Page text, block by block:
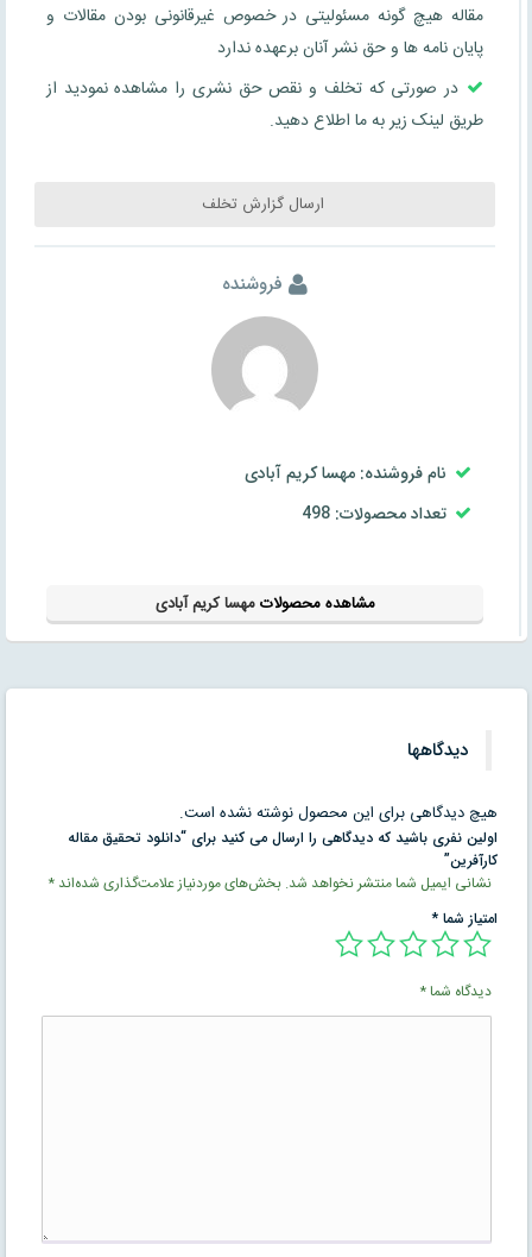
مقاله هیچ گونه مسئولیتی در خصوص غیرقانونی بودن مقالات و
پایان نامه ها و حق نشر آنان برعهده ندارد
در صورتی که تخلف و نقص حق نشری را مشاهده نمودید از
طریق لینک زیر به ما اطلاع دهید.
ارسال گزارش تخلف
فروشنده
نام فروشنده: مهسا کریم آبادی
تعداد محصولات: 498
مشاهده محصولاتمهسا کریم آبادی
دیدگاهها
هیچ دیدگاهی برای این محصول نوشته نشده است.
اولین نفری باشید که دیدگاهی را ارسال می کنید برای “دانلود تحقیق مقاله
كارآفرين”
نشانی ایمیل شما منتشر نخواهد شد. بخش‌های موردنیاز علامت‌گذاری شده‌اند*
امتیاز شما*
دیدگاه شما*